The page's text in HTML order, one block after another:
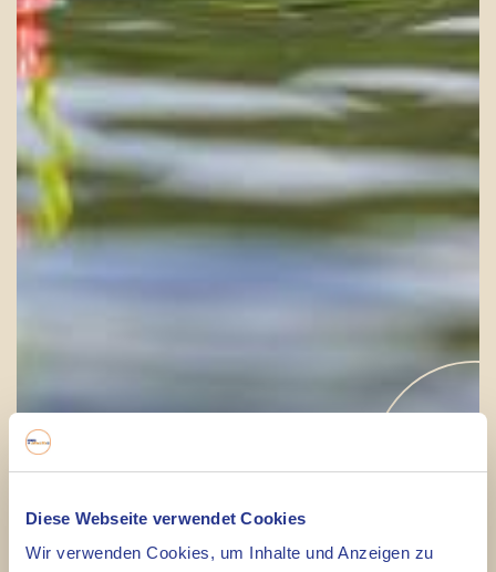
Diese Webseite verwendet Cookies
Wir verwenden Cookies, um Inhalte und Anzeigen zu
Angelscheinin